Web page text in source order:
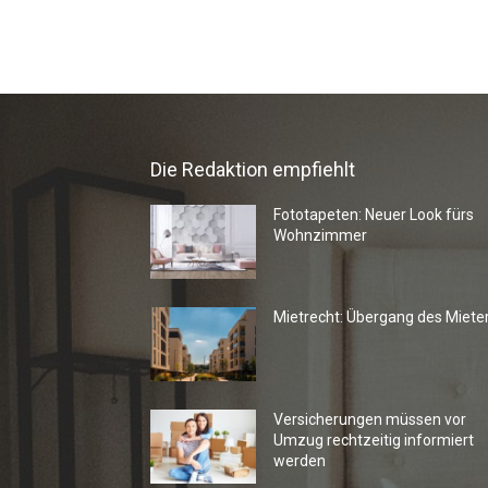
Die Redaktion empfiehlt
Fototapeten: Neuer Look fürs
Wohnzimmer
Mietrecht: Übergang des
Versicherungen müssen vor
Umzug rechtzeitig informiert
werden